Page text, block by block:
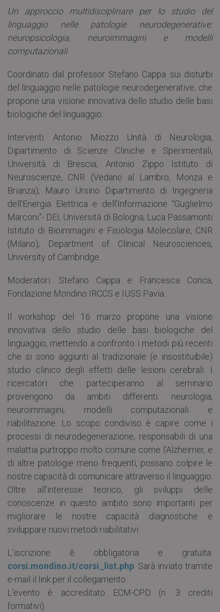
Un approccio multidisciplinare per lo studio del
linguaggio nelle patologie neurodegenerative:
neuropsicologia, neuroimmagini e modelli
computazionali
Coordinato dal professor Stefano Cappa sui disturbi
del linguaggio nelle patologie neurodegenerative, che
propone una visione innovativa dello studio delle basi
biologiche del linguaggio.
Interventi: Antonio Miozzo Unità di Neurologia,
Dipartimento di Scienze Cliniche e Sperimentali,
Università di Brescia; Antonio Zippo Istituto di
Neuroscienze, CNR (Vedano al Lambro, Monza e
Brianza); Mauro Ursino Dipartimento di Ingegneria
dell’Energia Elettrica e dell’Informazione “Guglielmo
Marconi”- DEI, Università di Bologna; Luca Passamonti
Istituto di Bioimmagini e Fisiologia Molecolare, CNR
(Milano); Department of Clinical Neurosciences,
University of Cambridge.
Moderatori: Stefano Cappa e Francesca Conca,
Fondazione Mondino IRCCS e IUSS Pavia.
Il workshop del 16 marzo propone una visione
innovativa dello studio delle basi biologiche del
linguaggio, mettendo a confronto i metodi più recenti
che si sono aggiunti al tradizionale (e insostituibile)
studio clinico degli effetti delle lesioni cerebrali. I
ricercatori che parteciperanno al seminario
provengono da ambiti differenti: neurologia,
neuroimmagini, modelli computazionali e
riabilitazione. Lo scopo condiviso è capire come i
processi di neurodegenerazione, responsabili di una
malattia purtroppo molto comune come l’Alzheimer, e
di altre patologie meno frequenti, possano colpire le
nostre capacità di comunicare attraverso il linguaggio.
Oltre all’interesse teorico, gli sviluppi delle
conoscenze in questo ambito sono importanti per
migliorare le nostre capacità diagnostiche e
sviluppare nuovi metodi riabilitativi.
L’iscrizione è obbligatoria e gratuita:
corsi.mondino.it/corsi_list.php . Sarà inviato tramite
e-mail il link per il collegamento.
L’evento è accreditato ECM-CPD (n. 3 crediti
formativi).